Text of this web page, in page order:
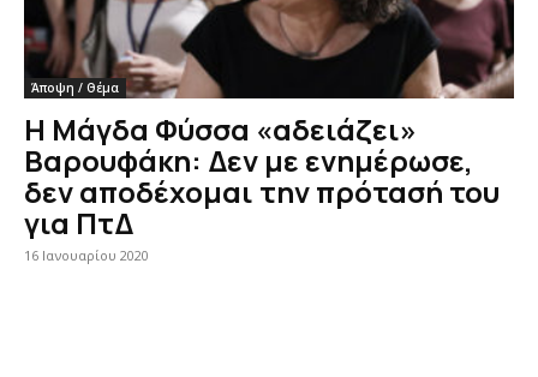
Άποψη / Θέμα
Η Μάγδα Φύσσα «αδειάζει»
Βαρουφάκη: Δεν με ενημέρωσε,
δεν αποδέχομαι την πρότασή του
για ΠτΔ
16 Ιανουαρίου 2020